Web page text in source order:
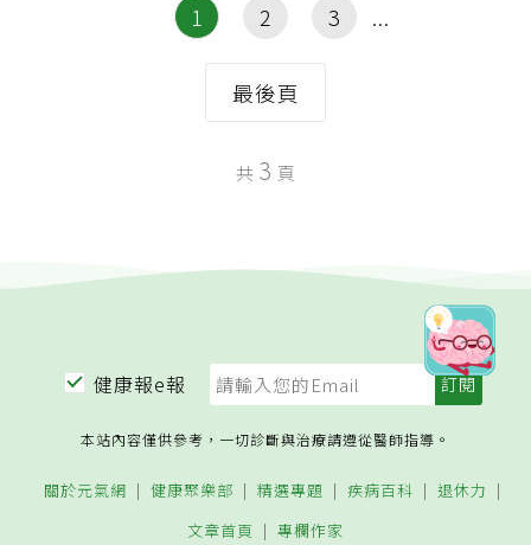
1 2 3
最後頁
共 3 頁
健康報e報
本站內容僅供參考，一切診斷與治療請遵從醫師指導。
關於元氣網 健康聚樂部 精選專題 疾病百科
退休力
文章首頁
專欄作家